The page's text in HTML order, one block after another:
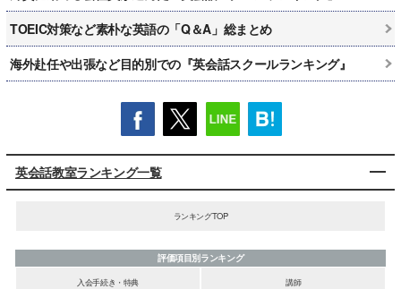
TOEIC対策など素朴な英語の「Q＆A」総まとめ
海外赴任や出張など目的別での『英会話スクールランキング』
英会話教室ランキング一覧
ランキングTOP
評価項目別ランキング
入会手続き・特典
講師